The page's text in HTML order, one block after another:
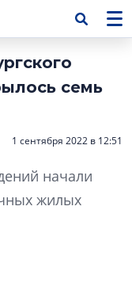
семь
1 сентября 2022 в 12:51
начали
жилых